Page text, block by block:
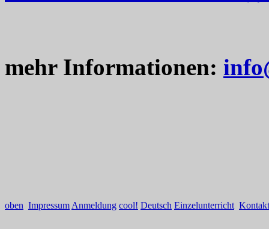
mehr Informationen:
oben ImpressumAnmeldung cool! Deutsch Einzelunterricht Kontakt